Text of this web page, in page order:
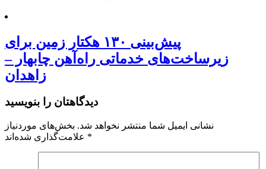
پیش‌بینی ۱۳۰ هکتار زمین برای
زیرساخت‌های خدماتی راه‌آهن چابهار –
زاهدان
دیدگاهتان را بنویسید
نشانی ایمیل شما منتشر نخواهد شد. بخش‌های موردنیاز
*